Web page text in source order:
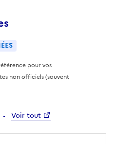
pour vos
non officiels (souvent
Voir tout